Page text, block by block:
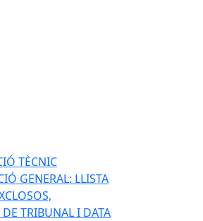
TÈCNIC
GENERAL: LLISTA
TRIBUNAL I DATA